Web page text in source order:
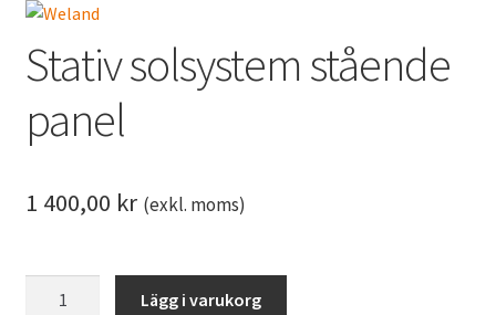
Stativ solsystem stående
panel
1 400,00 kr (exkl. moms)
Lägg i varukorg